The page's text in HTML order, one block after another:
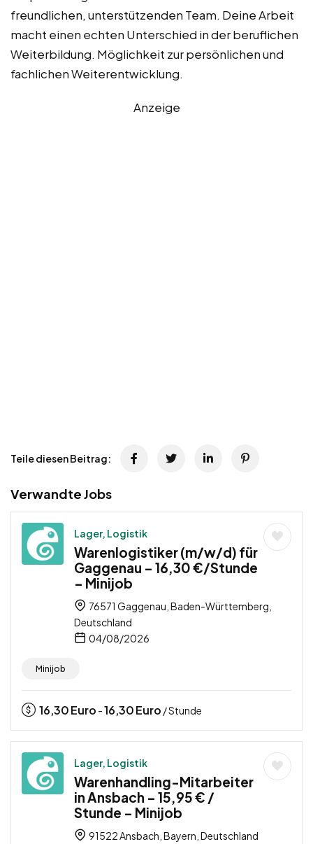
freundlichen, unterstützenden Team. Deine Arbeit
macht einen echten Unterschied in der beruflichen
Weiterbildung. Möglichkeit zur persönlichen und
fachlichen Weiterentwicklung.
Anzeige
Teile diesen Beitrag:
Verwandte Jobs
Lager, Logistik
Warenlogistiker (m/w/d) für
Gaggenau – 16,30 €/Stunde
– Minijob
76571 Gaggenau, Baden-Württemberg,
Deutschland
04/08/2026
Minijob
16,30Euro -16,30Euro / Stunde
Lager, Logistik
Warenhandling-Mitarbeiter
in Ansbach – 15,95 € /
Stunde – Minijob
91522 Ansbach, Bayern, Deutschland